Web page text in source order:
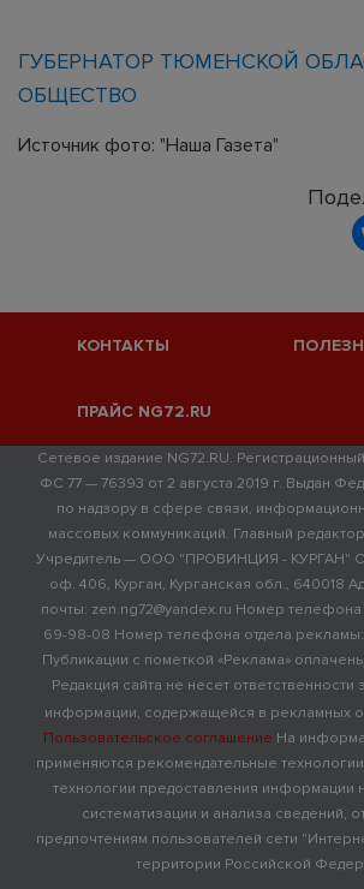
ГУБЕРНАТОР ТЮМЕНСКОЙ
ОБЩЕСТВО
Источник фото: "Наша Газета"
КОНТАКТЫ
ПРАЙС NG72.RU
Сетевое издание NG72.RU.
ФС 77 — 76393 от 2 августа 2019 г. Выдан
по надзору в сфере связи,
массовых коммуникаций. Главный
Учредитель — ООО "ПРОВИНЦИЯ - КУРГАН"
оф. 406, Курган, Курганская обл., 640018
почты: zen.ng72@yandex.ru Номер
69-98-08 Номер телефона отдела
Публикации с пометкой «Реклама»
Редакция сайта не несет ответственности
информации, содержащейся в рекламных
Пользовательское соглашение На
применяются рекомендательные
технологии предоставления информации
систематизации и анализа сведений,
предпочтениям пользователей сети
территории Российской